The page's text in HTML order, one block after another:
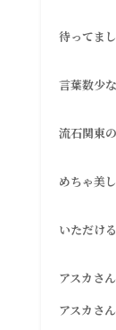
待ってま
言葉数少
流石関東
めちゃ美
いただけ
アスカさ
アスカさ